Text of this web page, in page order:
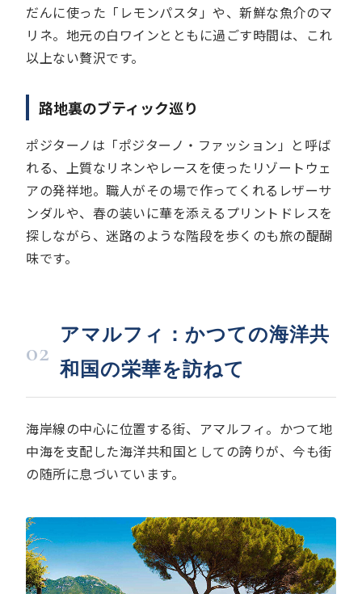
だんに使った「レモンパスタ」や、新鮮な魚介のマ
リネ。地元の白ワインとともに過ごす時間は、これ
以上ない贅沢です。
路地裏のブティック巡り
ポジターノは「ポジターノ・ファッション」と呼ば
れる、上質なリネンやレースを使ったリゾートウェ
アの発祥地。職人がその場で作ってくれるレザーサ
ンダルや、春の装いに華を添えるプリントドレスを
探しながら、迷路のような階段を歩くのも旅の醍醐
味です。
02
アマルフィ：かつての海洋共
和国の栄華を訪ねて
海岸線の中心に位置する街、アマルフィ。かつて地
中海を支配した海洋共和国としての誇りが、今も街
の随所に息づいています。